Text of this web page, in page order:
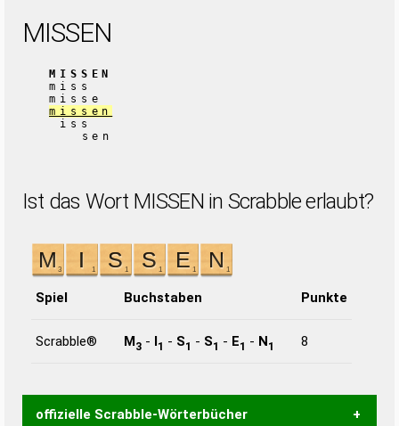
MISSEN
MISSEN
miss
misse
missen
iss
sen
Ist das Wort MISSEN in Scrabble erlaubt?
Spiel Buchstaben Punkte
Scrabble® M3 - I1 - S1 - S1 - E1 - N1 8
offizielle Scrabble-Wörterbücher